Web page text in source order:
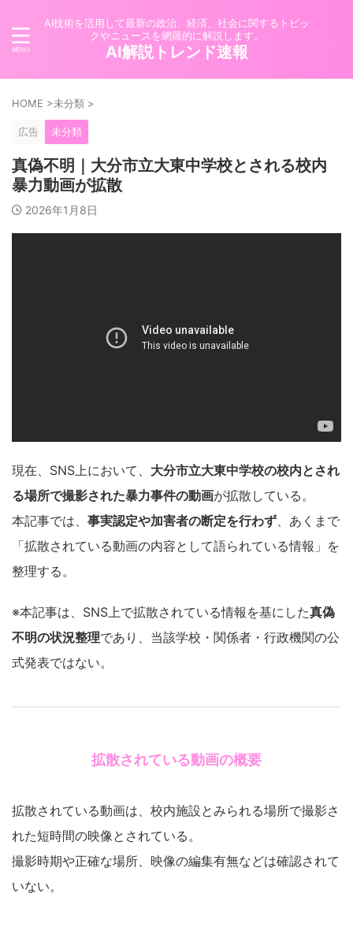
AI技術を活用して最新の政治、経済、社会に関するトピッ
クやニュースを網羅的に解説します。
AI解説トレンド速報
HOME >未分類 >
広告 未分類
真偽不明｜大分市立大東中学校とされる校内
暴力動画が拡散
2026年1月8日
現在、SNS上において、 大分市立大東中学校の校内とされ
る場所で撮影された暴力事件の動画が拡散している。
本記事では、 事実認定や加害者の断定を行わず、あくまで
「拡散されている動画の内容として語られている情報」を
整理する。
※本記事は、SNS上で拡散されている情報を基にした真偽
不明の状況整理であり、当該学校・関係者・行政機関の公
式発表ではない。
拡散されている動画の概要
拡散されている動画は、校内施設とみられる場所で撮影さ
れた短時間の映像とされている。
撮影時期や正確な場所、映像の編集有無などは確認されて
いない。